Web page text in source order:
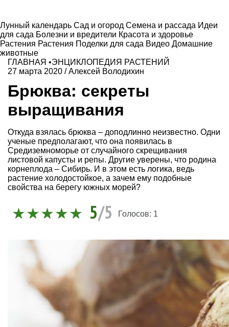
Лунный календарь Сад и огород Семена и рассада Идеи
для сада Болезни и вредители Красота и здоровье
Растения Растения Поделки для сада Видео Домашние
животные
ГЛАВНАЯ •ЭНЦИКЛОПЕДИЯ РАСТЕНИЙ
27 марта 2020 /Алексей Володихин
Брюква: секреты
выращивания
Откуда взялась брюква – доподлинно неизвестно. Одни
ученые предполагают, что она появилась в
Средиземноморье от случайного скрещивания
листовой капусты и репы. Другие уверены, что родина
корнеплода – Сибирь. И в этом есть логика, ведь
растение холодостойкое, а зачем ему подобные
свойства на берегу южных морей?
5/5 Голосов: 1